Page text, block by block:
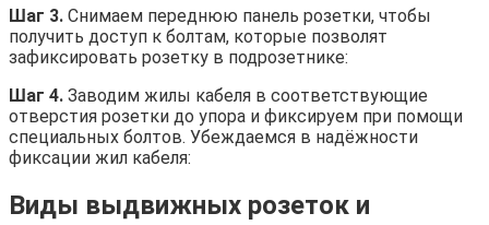
Шаг 3. Снимаем переднюю панель розетки, чтобы
получить доступ к болтам, которые позволят
зафиксировать розетку в подрозетнике:
Шаг 4. Заводим жилы кабеля в соответствующие
отверстия розетки до упора и фиксируем при помощи
специальных болтов. Убеждаемся в надёжности
фиксации жил кабеля:
Виды выдвижных розеток и